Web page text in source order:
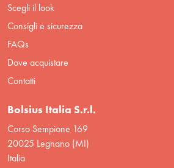
Scegli il look
Consigli e sicurezza
FAQs
Dove acquistare
Contatti
Bolsius Italia S.r.l.
Corso Sempione 169
20025 Legnano (MI)
Italia